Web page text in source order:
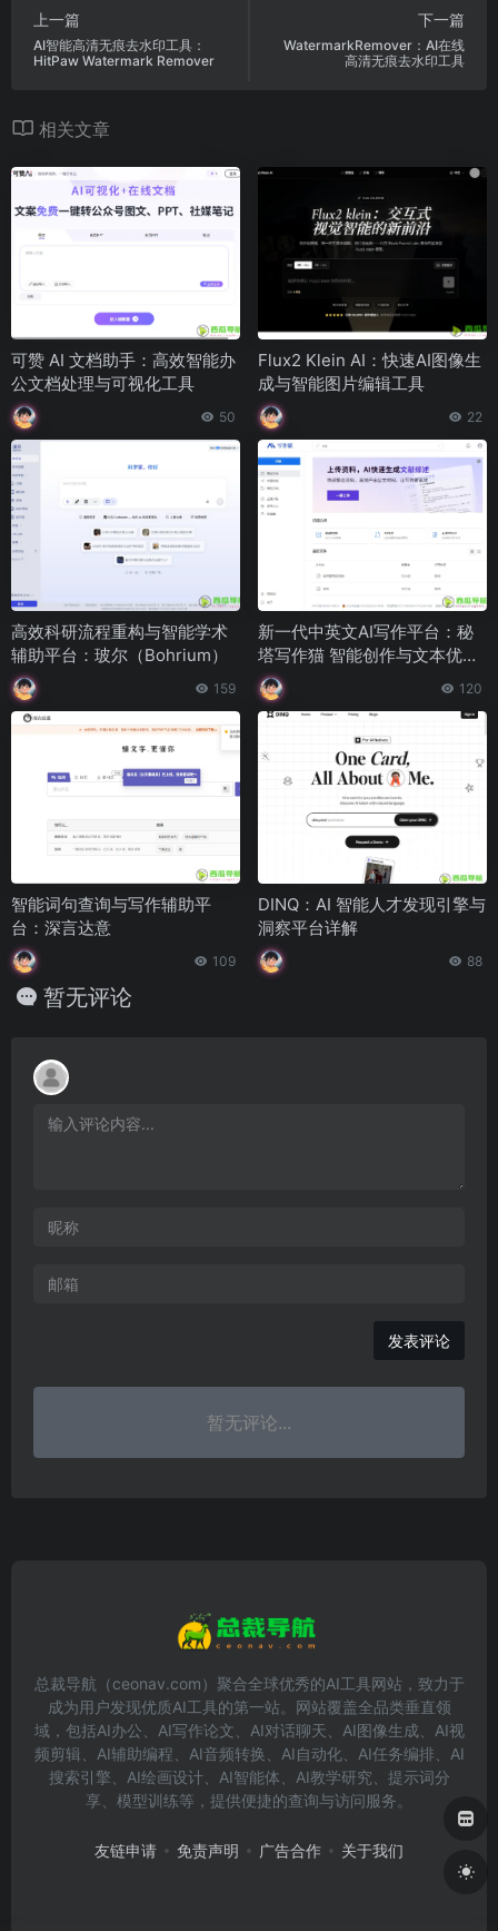
上一篇
AI智能高清无痕去水印工具：
HitPaw Watermark Remover
下一篇
WatermarkRemover：AI在线
高清无痕去水印工具
相关文章
可赞 AI 文档助手：高效智能办
公文档处理与可视化工具
50
Flux2 Klein AI：快速AI图像生
成与智能图片编辑工具
22
高效科研流程重构与智能学术
辅助平台：玻尔（Bohrium）
159
新一代中英文AI写作平台：秘
塔写作猫 智能创作与文本优化
助手
120
智能词句查询与写作辅助平
台：深言达意
109
DINQ：AI 智能人才发现引擎与
洞察平台详解
88
暂无评论
发表评论
暂无评论...
总裁导航（ceonav.com）聚合全球优秀的AI工具网站，致力于
成为用户发现优质AI工具的第一站。网站覆盖全品类垂直领
域，包括AI办公、AI写作论文、AI对话聊天、AI图像生成、AI视
频剪辑、AI辅助编程、AI音频转换、AI自动化、AI任务编排、AI
搜索引擎、AI绘画设计、AI智能体、AI教学研究、提示词分
享、模型训练等，提供便捷的查询与访问服务。
友链申请 免责声明 广告合作 关于我们